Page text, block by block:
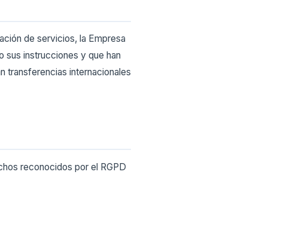
de servicios, la Empresa
sus instrucciones y que han
transferencias internacionales
reconocidos por el RGPD